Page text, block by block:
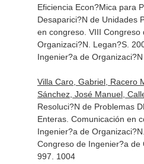
Eficiencia Econ?Mica para
Desaparici?N de Unidades
en congreso. VIII Congreso
Organizaci?N. Legan?S.
Ingenier?a de
Villa Caro, Gabriel, Racero
Sánchez, José Manuel,
Resoluci?N de Problemas
Enteras. Comunicación en
Ingenier?a de
Congreso de Ingenier?a de
997. 1004